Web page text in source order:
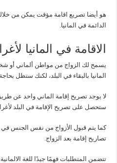
هو أيضا تصريع اقامة مؤقت يمكن من
الدائمة في المانيا.
الاقامة في المانيا
يسمح لك الزواج من مواطن ألماني أو
المانيا بالبقاء في البلد، لكنك ستظل
لا يوجد تصريح إقامة الماني واحد عن
ستحصل على تصريح الإقامة في البلد
كما يتم قبول الأزواج من نفس الجنس في
تصاريح إقامة بعد الزواج.